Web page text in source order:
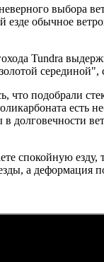
выбора
обычное
Tundra
что подобрали
есть
долговечности
спокойную
а деформация